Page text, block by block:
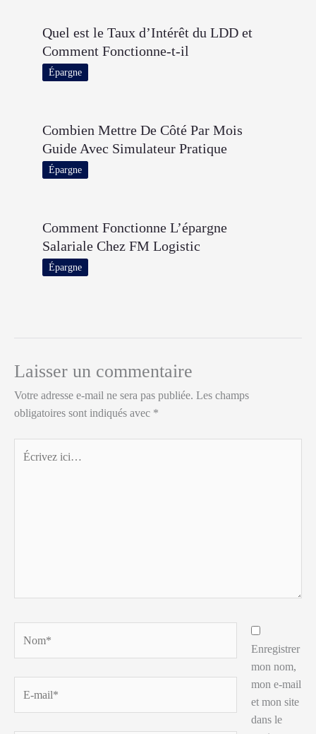
Quel est le Taux d’Intérêt du LDD et
Comment Fonctionne-t-il
Épargne
Combien Mettre De Côté Par Mois
Guide Avec Simulateur Pratique
Épargne
Comment Fonctionne L’épargne
Salariale Chez FM Logistic
Épargne
Laisser un commentaire
Votre adresse e-mail ne sera pas publiée. Les champs
obligatoires sont indiqués avec *
ici…
mail*
Enregistrer
mon nom,
mon e-mail
et mon site
dans le